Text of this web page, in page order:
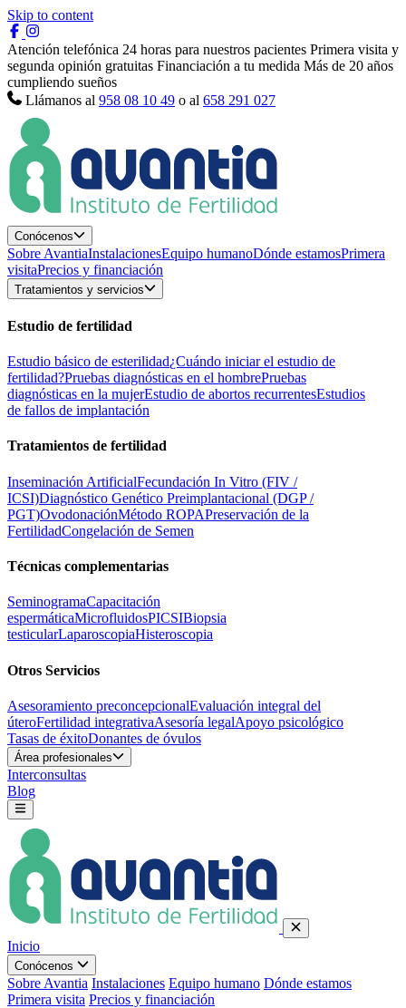
Skip to content
Atención telefónica 24 horas para nuestros pacientes Primera visita y
segunda opinión gratuitas Financiación a tu medida Más de 20 años
cumpliendo sueños
Llámanos al 958 08 10 49 o al 658 291 027
Conócenos
Sobre AvantiaInstalacionesEquipo humanoDónde estamosPrimera
visitaPrecios y financiación
Tratamientos y servicios
Estudio de fertilidad
Estudio básico de esterilidad¿Cuándo iniciar el estudio de
fertilidad?Pruebas diagnósticas en el hombrePruebas
diagnósticas en la mujerEstudio de abortos recurrentesEstudios
de fallos de implantación
Tratamientos de fertilidad
Inseminación ArtificialFecundación In Vitro (FIV /
ICSI)Diagnóstico Genético Preimplantacional (DGP /
PGT)OvodonaciónMétodo ROPAPreservación de la
FertilidadCongelación de Semen
Técnicas complementarias
SeminogramaCapacitación
espermáticaMicrofluidosPICSIBiopsia
testicularLaparoscopiaHisteroscopia
Otros Servicios
Asesoramiento preconcepcionalEvaluación integral del
úteroFertilidad integrativaAsesoría legalApoyo psicológico
Tasas de éxitoDonantes de óvulos
Área profesionales
Interconsultas
Blog
Inicio
Conócenos
Sobre Avantia Instalaciones Equipo humano Dónde estamos
Primera visita Precios y financiación